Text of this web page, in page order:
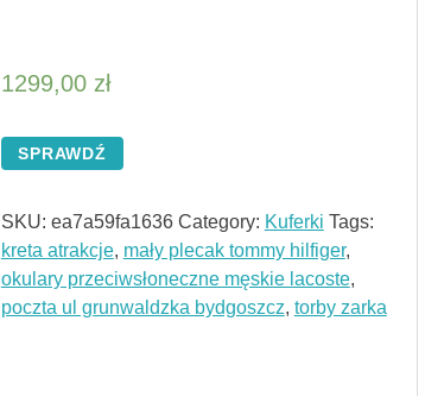
1299,00 zł
SPRAWDŹ
SKU: ea7a59fa1636 Category: Kuferki Tags:
kreta atrakcje, mały plecak tommy hilfiger,
okulary przeciwsłoneczne męskie lacoste,
poczta ul grunwaldzka bydgoszcz, torby zarka